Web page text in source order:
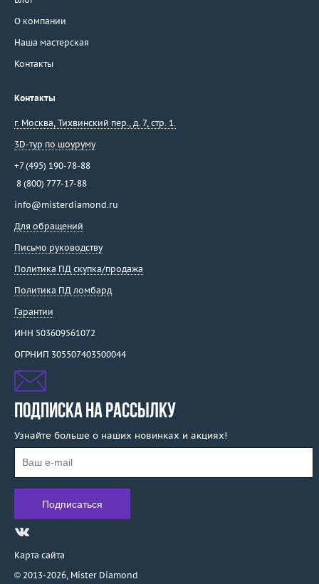
О компании
Наша мастерская
Контакты
Контакты
г. Москва Тихвинский пер., д. 7, стр. 1.
3D-тур по шоуруму
+7 (495) 190-78-88
8 (800) 777-17-88
info@misterdiamond.ru
Для обращений
Письмо руководству
Политика ПД скупка/продажа
Политика ПД ломбард
Гарантии
ИНН 503609561072
ОГРНИП 305507403500044
ПОДПИСКА НА РАССЫЛКУ
Узнайте больше о наших новинках и акциях!
Карта сайта
© 2013-2026, Mister Diamond